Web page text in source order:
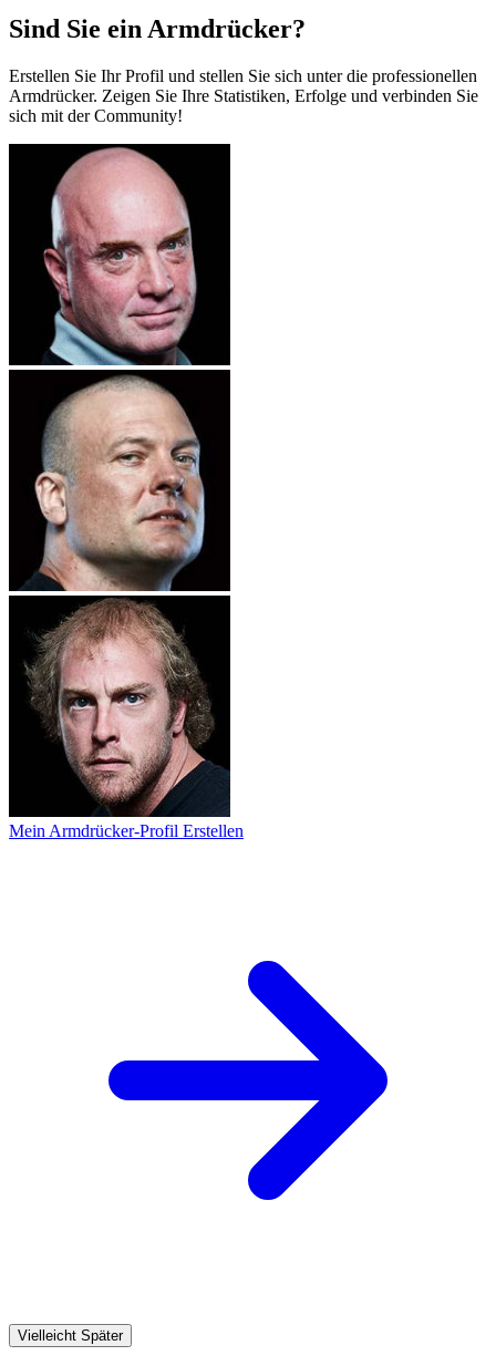
Sind Sie ein Armdrücker?
Erstellen Sie Ihr Profil und stellen Sie sich unter die professionellen
Armdrücker. Zeigen Sie Ihre Statistiken, Erfolge und verbinden Sie
sich mit der Community!
Mein Armdrücker-Profil Erstellen
Vielleicht Später